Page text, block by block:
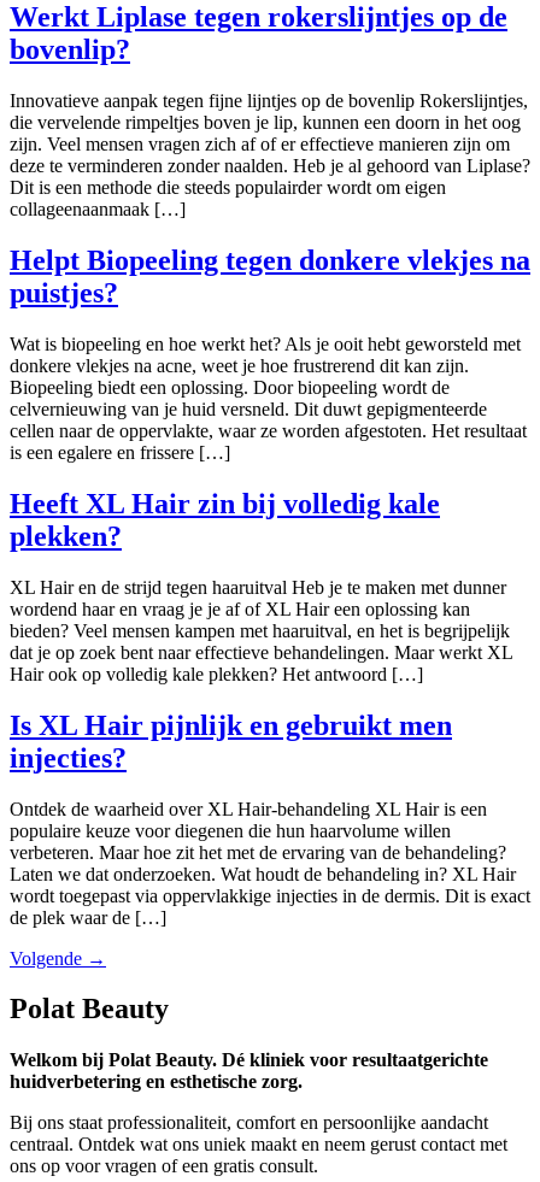
Werkt Liplase tegen rokerslijntjes op de
bovenlip?
Innovatieve aanpak tegen fijne lijntjes op de bovenlip Rokerslijntjes,
die vervelende rimpeltjes boven je lip, kunnen een doorn in het oog
zijn. Veel mensen vragen zich af of er effectieve manieren zijn om
deze te verminderen zonder naalden. Heb je al gehoord van Liplase?
Dit is een methode die steeds populairder wordt om eigen
collageenaanmaak […]
Helpt Biopeeling tegen donkere vlekjes na
puistjes?
Wat is biopeeling en hoe werkt het? Als je ooit hebt geworsteld met
donkere vlekjes na acne, weet je hoe frustrerend dit kan zijn.
Biopeeling biedt een oplossing. Door biopeeling wordt de
celvernieuwing van je huid versneld. Dit duwt gepigmenteerde
cellen naar de oppervlakte, waar ze worden afgestoten. Het resultaat
is een egalere en frissere […]
Heeft XL Hair zin bij volledig kale
plekken?
XL Hair en de strijd tegen haaruitval Heb je te maken met dunner
wordend haar en vraag je je af of XL Hair een oplossing kan
bieden? Veel mensen kampen met haaruitval, en het is begrijpelijk
dat je op zoek bent naar effectieve behandelingen. Maar werkt XL
Hair ook op volledig kale plekken? Het antwoord […]
Is XL Hair pijnlijk en gebruikt men
injecties?
Ontdek de waarheid over XL Hair-behandeling XL Hair is een
populaire keuze voor diegenen die hun haarvolume willen
verbeteren. Maar hoe zit het met de ervaring van de behandeling?
Laten we dat onderzoeken. Wat houdt de behandeling in? XL Hair
wordt toegepast via oppervlakkige injecties in de dermis. Dit is exact
de plek waar de […]
Volgende →
Polat Beauty
Welkom bij Polat Beauty. Dé kliniek voor resultaatgerichte
huidverbetering en esthetische zorg.
Bij ons staat professionaliteit, comfort en persoonlijke aandacht
centraal. Ontdek wat ons uniek maakt en neem gerust contact met
ons op voor vragen of een gratis consult.